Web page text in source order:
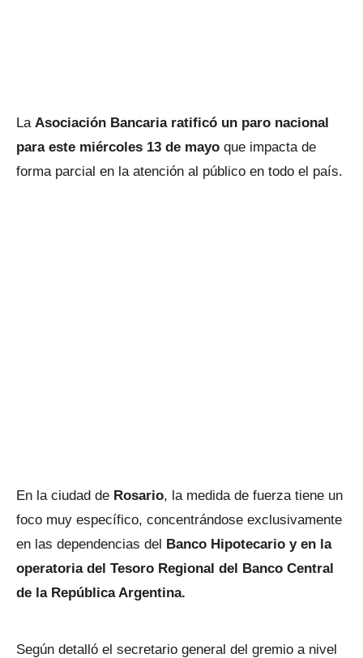
La Asociación Bancaria ratificó un paro nacional
para este miércoles 13 de mayo que impacta de
forma parcial en la atención al público en todo el país.
En la ciudad de Rosario, la medida de fuerza tiene un
foco muy específico, concentrándose exclusivamente
en las dependencias del Banco Hipotecario y en la
operatoria del Tesoro Regional del Banco Central
de la República Argentina.
Según detalló el secretario general del gremio a nivel